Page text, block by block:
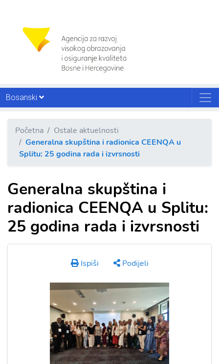
Bosanski
Početna
Ostale aktuelnosti
Generalna skupština i radionica CEENQA u
Splitu: 25 godina rada i izvrsnosti
Generalna skupština i
radionica CEENQA u Splitu:
25 godina rada i izvrsnosti
Ispiši Podijeli